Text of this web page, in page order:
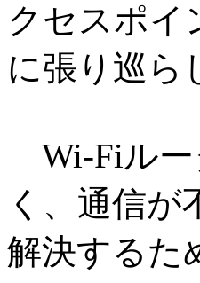
クセスポイ
に張り巡ら
Wi-Fiルー
く、通信
解決するた